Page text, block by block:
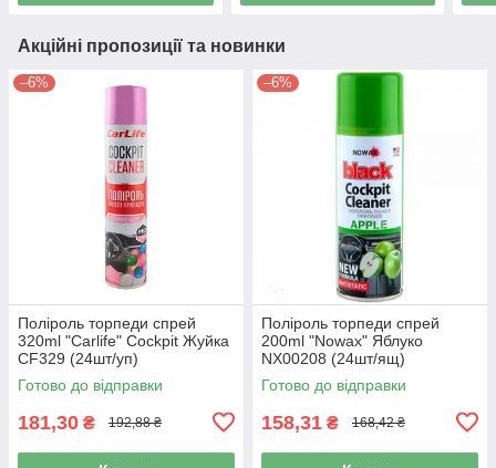
Акційні пропозиції та новинки
–6%
Поліроль торпеди спрей
320ml "Carlife" Cockpit Жуйка
CF329 (24шт/уп)
Готово до відправки
181,30 ₴ 192,88 ₴
–6%
Поліроль торпеди спрей
200ml "Nowax" Яблуко
NX00208 (24шт/ящ)
Готово до відправки
158,31 ₴ 168,42 ₴